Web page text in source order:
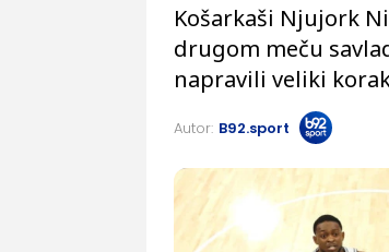
Košarkaši Njujork
drugom meču
napravili veliki
Autor: B92.sport